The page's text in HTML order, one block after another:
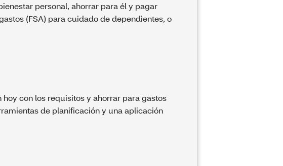
personal, ahorrar para él y pagar
(FSA) para cuidado de dependientes, o
con los requisitos y ahorrar para gastos
de planificación y una aplicación